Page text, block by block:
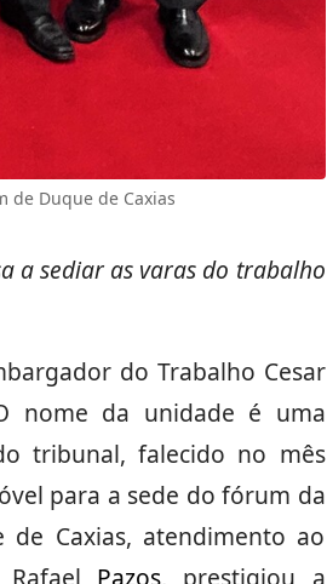
de Duque de Caxias
a sediar as varas do trabalho
do Trabalho Cesar
nome da unidade é uma
tribunal, falecido no mês
para a sede do fórum da
Caxias, atendimento ao
Pazos, prestigiou a